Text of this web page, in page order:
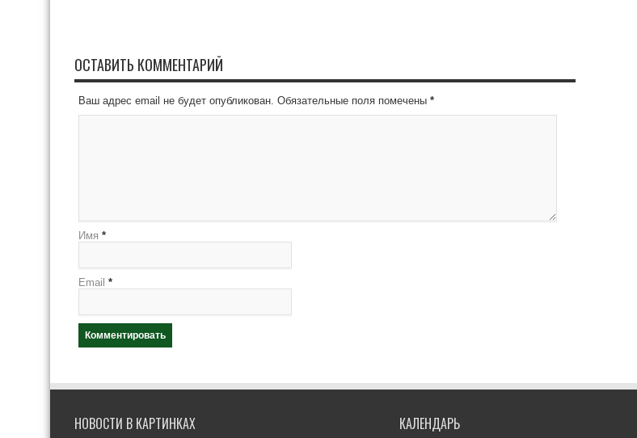
ОСТАВИТЬ КОММЕНТАРИЙ
Ваш адрес email не будет опубликован. Обязательные поля помечены *
Имя *
Email *
НОВОСТИ В КАРТИНКАХ КАЛЕНДАРЬ